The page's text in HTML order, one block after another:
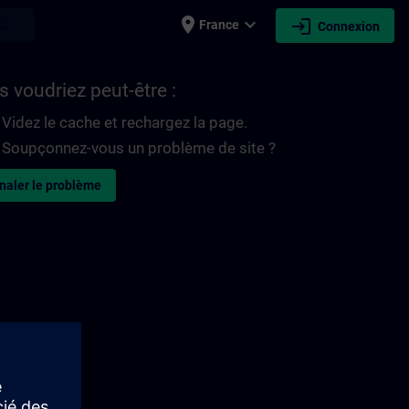
place France expand_more login Connexion
voudriez peut-être :
Videz le cache et rechargez la page.
Soupçonnez-vous un problème de site ?
le problème